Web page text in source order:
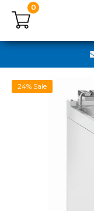
0
0
24% Sale